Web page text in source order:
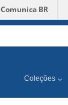
Comunica BR
Coleções